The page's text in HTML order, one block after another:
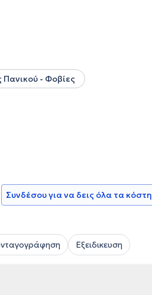
στο Σχολείο
σε σχολεία της Αττικής. Η
Πανικού - Φοβίες
Συνδέσου για να δεις όλα τα κόστη
Εξειδικευση